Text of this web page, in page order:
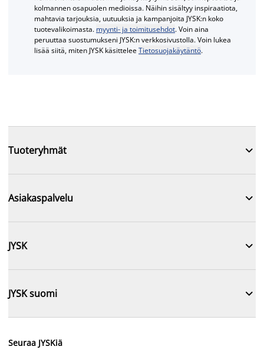
kolmannen osapuolen medioissa. Näihin sisältyy inspiraatiota,
mahtavia tarjouksia, uutuuksia ja kampanjoita JYSK:n koko
tuotevalikoimasta. myynti- ja toimitusehdot. Voin aina
peruuttaa suostumukseni JYSK:n verkkosivustolla. Voin lukea
lisää siitä, miten JYSK käsitteleeTietosuojakäytäntö.
Tuoteryhmät 
Asiakaspalvelu 
JYSK 
JYSK suomi 
Seuraa JYSKiä